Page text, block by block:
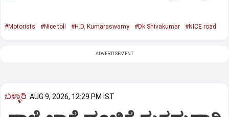
#Motorists #Nice toll #H.D. Kumaraswamy #Dk Shivakumar #NICE road
ADVERTISEMENT
ಬಳ್ಳಾರಿ AUG 9, 2026, 12:29 PM IST